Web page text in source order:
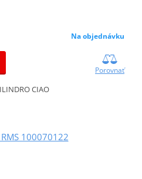
Na objednávku
Porovnať
CIAO
100070122